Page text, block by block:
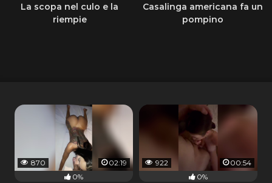
La scopa nel culo e la
riempie
Casalinga americana fa un
pompino
870
02:19
0%
922
00:54
0%